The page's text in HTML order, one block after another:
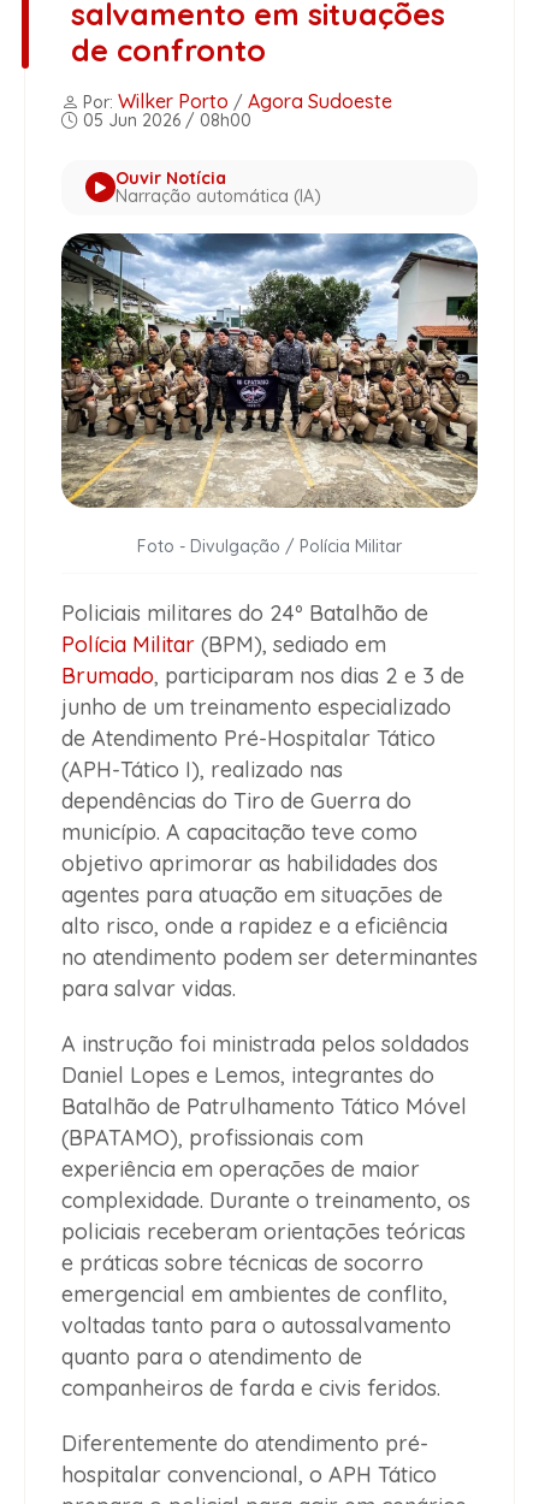
salvamento em situações
de confronto
Por: Wilker Porto / Agora Sudoeste
05 Jun 2026 / 08h00
Ouvir Notícia
Narração automática (IA)
Foto - Divulgação / Polícia Militar
Policiais militares do 24º Batalhão de
Polícia Militar (BPM), sediado em
Brumado, participaram nos dias 2 e 3 de
junho de um treinamento especializado
de Atendimento Pré-Hospitalar Tático
(APH-Tático I), realizado nas
dependências do Tiro de Guerra do
município. A capacitação teve como
objetivo aprimorar as habilidades dos
agentes para atuação em situações de
alto risco, onde a rapidez e a eficiência
no atendimento podem ser determinantes
para salvar vidas.
A instrução foi ministrada pelos soldados
Daniel Lopes e Lemos, integrantes do
Batalhão de Patrulhamento Tático Móvel
(BPATAMO), profissionais com
experiência em operações de maior
complexidade. Durante o treinamento, os
policiais receberam orientações teóricas
e práticas sobre técnicas de socorro
emergencial em ambientes de conflito,
voltadas tanto para o autossalvamento
quanto para o atendimento de
companheiros de farda e civis feridos.
Diferentemente do atendimento pré-
hospitalar convencional, o APH Tático